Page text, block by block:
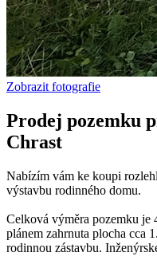
Zobrazit fotografie
Prodej pozemku
Chrast
Nabízím vám ke koupi
výstavbu rodinného domu.
Celková výměra pozemku je
plánem zahrnuta plocha cca
rodinnou zástavbu.